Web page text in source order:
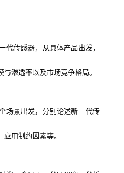
代传感器，从具体产品出发，
渗透率以及市场竞争格局。
场景出发，分别论述新一代传
用制约因素等。